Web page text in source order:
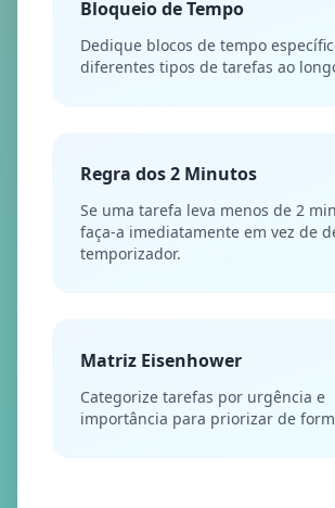
Bloqueio de Tempo
Dedique blocos de tempo
diferentes tipos de tarefas ao
Regra dos 2 Minutos
Se uma tarefa leva menos de 2
faça-a imediatamente em vez de
temporizador.
Matriz Eisenhower
Categorize tarefas por urgência e
importância para priorizar de